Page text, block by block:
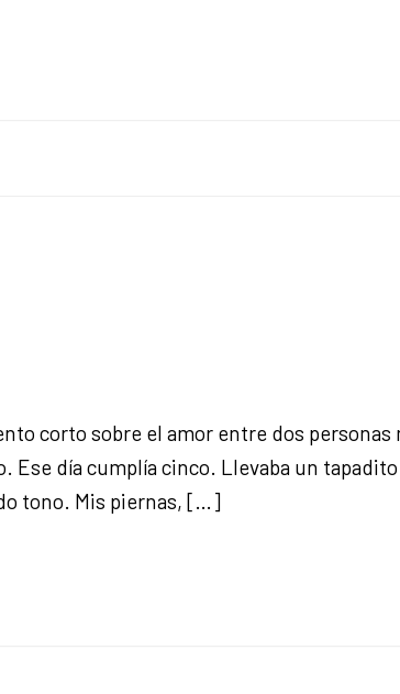
corto sobre el amor entre dos personas
Ese día cumplía cinco. Llevaba un
tono. Mis piernas, […]